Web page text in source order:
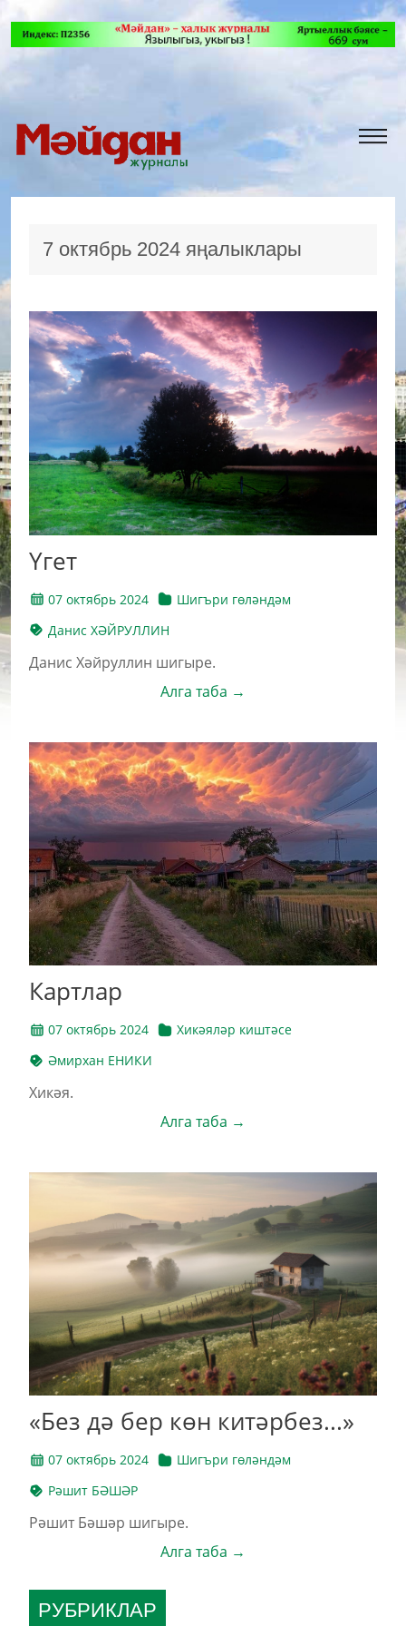
7 октябрь 2024 яңалыклары
Үгет
07 октябрь 2024
Шигъри гөләндәм
Данис ХӘЙРУЛЛИН
Данис Хәйруллин шигыре.
Алга таба →
Картлар
07 октябрь 2024
Хикәяләр киштәсе
Әмирхан ЕНИКИ
Хикәя.
Алга таба →
«Без дә бер көн китәрбез...»
07 октябрь 2024
Шигъри гөләндәм
Рәшит БӘШӘР
Рәшит Бәшәр шигыре.
Алга таба →
РУБРИКЛАР